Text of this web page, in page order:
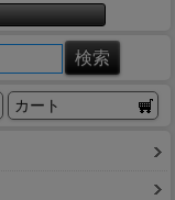
カート